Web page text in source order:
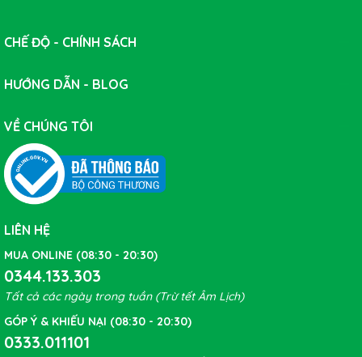
CHẾ ĐỘ - CHÍNH SÁCH
HƯỚNG DẪN - BLOG
VỀ CHÚNG TÔI
LIÊN HỆ
MUA ONLINE (08:30 - 20:30)
0344.133.303
Tất cả các ngày trong tuần (Trừ tết Âm Lịch)
GÓP Ý & KHIẾU NẠI (08:30 - 20:30)
0333.011101